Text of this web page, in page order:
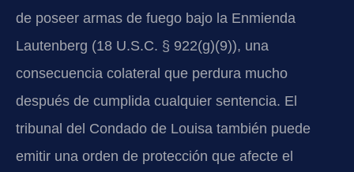
de poseer armas de fuego bajo la Enmienda
Lautenberg (18 U.S.C. § 922(g)(9)), una
consecuencia colateral que perdura mucho
después de cumplida cualquier sentencia. El
tribunal del Condado de Louisa también puede
emitir una orden de protección que afecte el